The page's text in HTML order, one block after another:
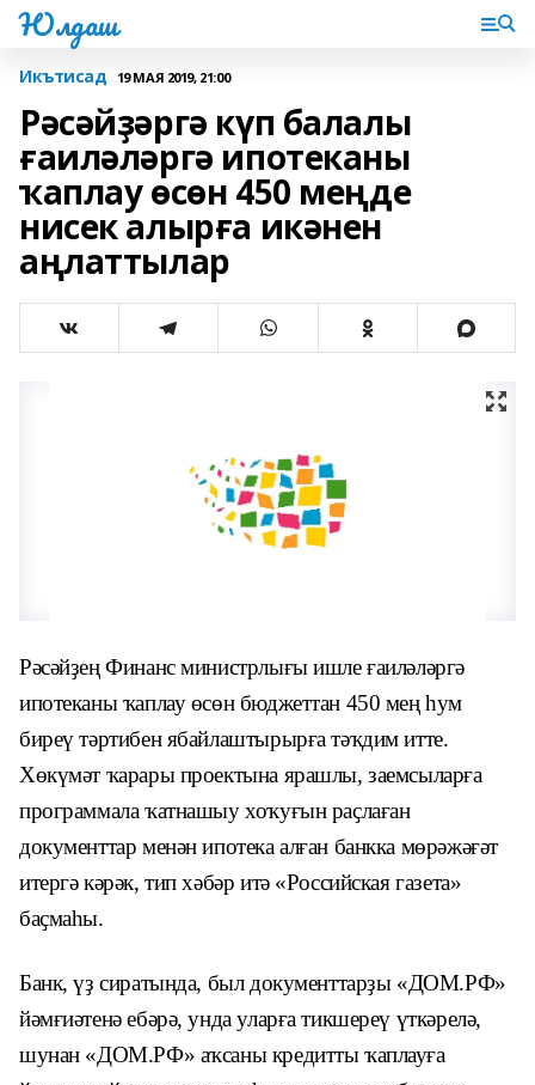
Юлдаш
Икътисад 19 МАЯ 2019, 21:00
Рәсәйҙәргә күп балалы
ғаиләләргә ипотеканы
ҡаплау өсөн 450 меңде
нисек алырға икәнен
аңлаттылар
Рәсәйҙең Финанс министрлығы ишле ғаиләләргә
ипотеканы ҡаплау өсөн бюджеттан 450 мең һум
биреү тәртибен ябайлаштырырға тәҡдим итте.
Хөкүмәт ҡарары проектына ярашлы, заемсыларға
программала ҡатнашыу хоҡуғын раҫлаған
документтар менән ипотека алған банкка мөрәжәғәт
итергә кәрәк, тип хәбәр итә «Российская газета»
баҫмаһы.
Банк, үҙ сиратында, был документтарҙы «ДОМ.РФ»
йәмғиәтенә ебәрә, унда уларға тикшереү үткәрелә,
шунан «ДОМ.РФ» аҡсаны кредитты ҡаплауға